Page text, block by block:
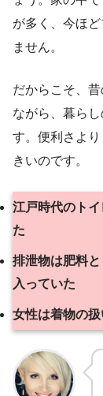
が多く、今ほ
ません。
だからこそ、
ながら、暮ら
す。便利さよ
きいのです。
江戸時代のト
た
排泄物は肥料
入っていた
女性は着物の